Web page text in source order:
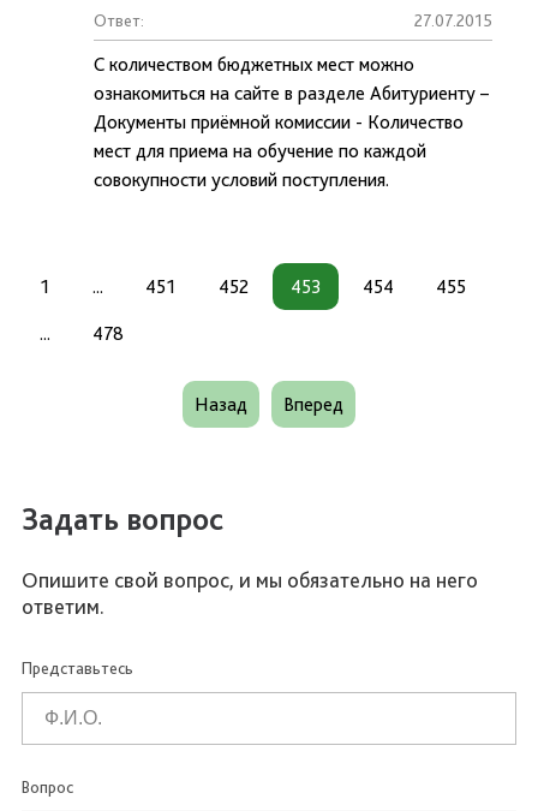
Ответ: 27.07.2015
С количеством бюджетных мест можно
ознакомиться на сайте в разделе Абитуриенту –
Документы приёмной комиссии - Количество
мест для приема на обучение по каждой
совокупности условий поступления.
1 ... 451 452 453 454 455
... 478
Назад Вперед
Задать вопрос
Опишите свой вопрос, и мы обязательно на него
ответим.
Представьтесь
Вопрос